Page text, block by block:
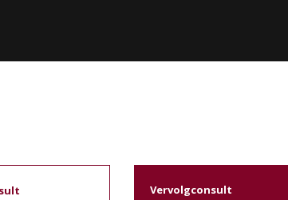
Vervolgconsult